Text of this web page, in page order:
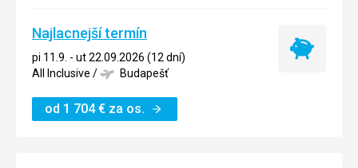
Najlacnejší termín
pi 11.9. - ut 22.09.2026 (12 dní)
All Inclusive / Budapešť
od 1 704€ za os.
Najlacnejší